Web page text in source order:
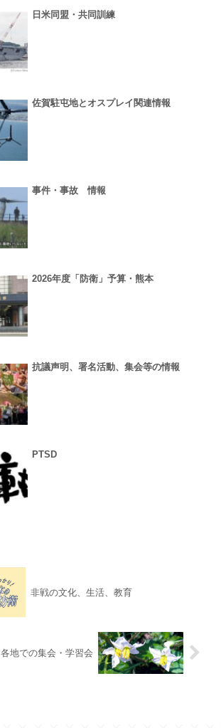
日米同盟・共同訓練
佐賀駐屯地とオスプレイ関連情報
事件・事故 情報
2026年度「防衛」予算・熊本
抗議声明、署名活動、集会等の情報
PTSD
非戦の文化、生活、教育
各地での集会・学習会